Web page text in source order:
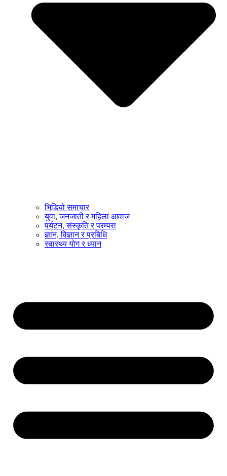
भिडियो समाचार
युवा, जनजाती र महिला आवाज
पर्यटन, संस्कृति र परम्परा
ज्ञान, विज्ञान र प्रबिधि
स्वास्थ्य योग र ध्यान